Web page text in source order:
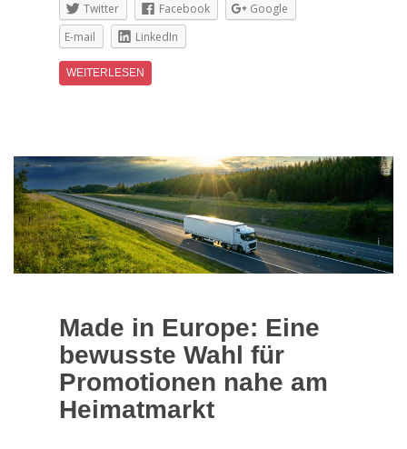
Twitter Facebook
Google
E-mail
LinkedIn
WEITERLESEN
Made in Europe: Eine
bewusste Wahl für
Promotionen nahe am
Heimatmarkt